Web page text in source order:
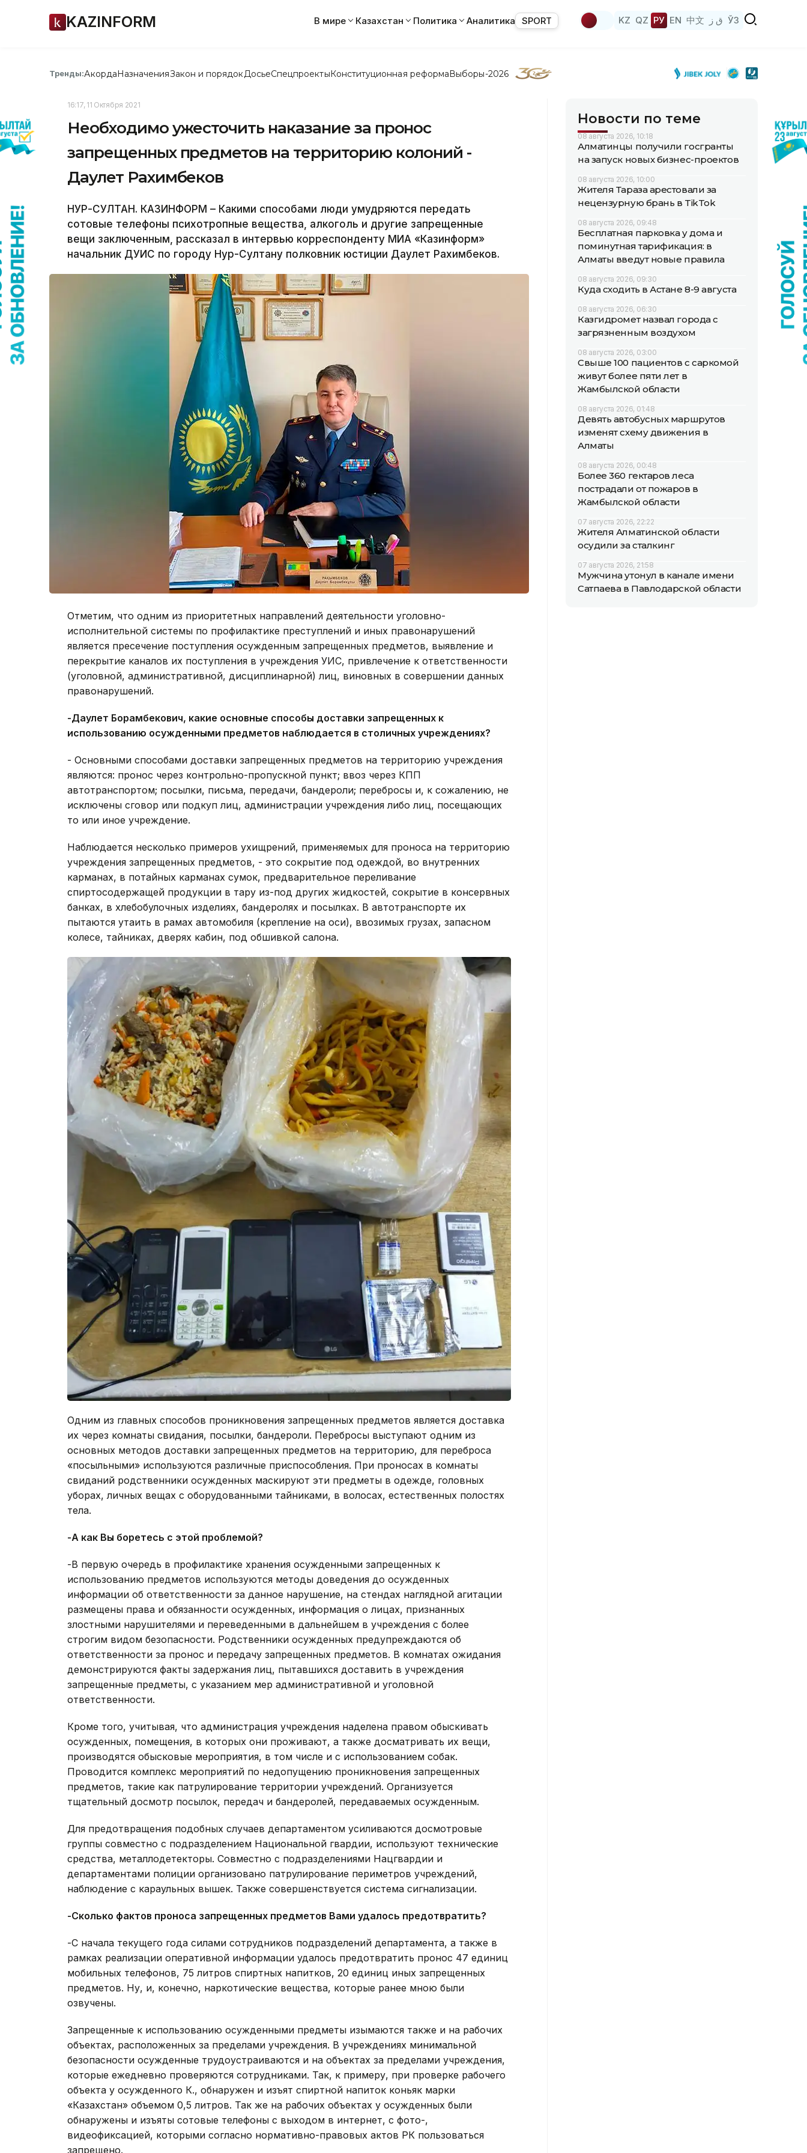
KAZINFORM В мире Казахстан Политика Аналитика SPORT KZ QZ РУ EN 中文 ق ز ЎЗ
Тренды:АкордаНазначенияЗакон и порядок ДосьеСпецпроектыКонституционная реформаВыборы-2026
16:17, 11 Октября 2021
Необходимо ужесточить наказание за пронос
запрещенных предметов на территорию колоний -
Даулет Рахимбеков
НУР-СУЛТАН. КАЗИНФОРМ – Какими способами люди умудряются передать
сотовые телефоны психотропные вещества, алкоголь и другие запрещенные
вещи заключенным, рассказал в интервью корреспонденту МИА «Казинформ»
начальник ДУИС по городу Нур-Султану полковник юстиции Даулет Рахимбеков.
Отметим, что одним из приоритетных направлений деятельности уголовно-
исполнительной системы по профилактике преступлений и иных правонарушений
является пресечение поступления осужденным запрещенных предметов, выявление и
перекрытие каналов их поступления в учреждения УИС, привлечение к ответственности
(уголовной, административной, дисциплинарной) лиц, виновных в совершении данных
правонарушений.
-Даулет Борамбекович, какие основные способы доставки запрещенных к
использованию осужденными предметов наблюдается в столичных учреждениях?
- Основными способами доставки запрещенных предметов на территорию учреждения
являются: пронос через контрольно-пропускной пункт; ввоз через КПП
автотранспортом; посылки, письма, передачи, бандероли; перебросы и, к сожалению, не
исключены сговор или подкуп лиц, администрации учреждения либо лиц, посещающих
то или иное учреждение.
Наблюдается несколько примеров ухищрений, применяемых для проноса на территорию
учреждения запрещенных предметов, - это сокрытие под одеждой, во внутренних
карманах, в потайных карманах сумок, предварительное переливание
спиртосодержащей продукции в тару из-под других жидкостей, сокрытие в консервных
банках, в хлебобулочных изделиях, бандеролях и посылках. В автотранспорте их
пытаются утаить в рамах автомобиля (крепление на оси), ввозимых грузах, запасном
колесе, тайниках, дверях кабин, под обшивкой салона.
Одним из главных способов проникновения запрещенных предметов является доставка
их через комнаты свидания, посылки, бандероли. Перебросы выступают одним из
основных методов доставки запрещенных предметов на территорию, для переброса
«посыльными» используются различные приспособления. При проносах в комнаты
свиданий родственники осужденных маскируют эти предметы в одежде, головных
уборах, личных вещах с оборудованными тайниками, в волосах, естественных полостях
тела.
-А как Вы боретесь с этой проблемой?
-В первую очередь в профилактике хранения осужденными запрещенных к
использованию предметов используются методы доведения до осужденных
информации об ответственности за данное нарушение, на стендах наглядной агитации
размещены права и обязанности осужденных, информация о лицах, признанных
злостными нарушителями и переведенными в дальнейшем в учреждения с более
строгим видом безопасности. Родственники осужденных предупреждаются об
ответственности за пронос и передачу запрещенных предметов. В комнатах ожидания
демонстрируются факты задержания лиц, пытавшихся доставить в учреждения
запрещенные предметы, с указанием мер административной и уголовной
ответственности.
Кроме того, учитывая, что администрация учреждения наделена правом обыскивать
осужденных, помещения, в которых они проживают, а также досматривать их вещи,
производятся обысковые мероприятия, в том числе и с использованием собак.
Проводится комплекс мероприятий по недопущению проникновения запрещенных
предметов, такие как патрулирование территории учреждений. Организуется
тщательный досмотр посылок, передач и бандеролей, передаваемых осужденным.
Для предотвращения подобных случаев департаментом усиливаются досмотровые
группы совместно с подразделением Национальной гвардии, используют технические
средства, металлодетекторы. Совместно с подразделениями Нацгвардии и
департаментами полиции организовано патрулирование периметров учреждений,
наблюдение с караульных вышек. Также совершенствуется система сигнализации.
-Сколько фактов проноса запрещенных предметов Вами удалось предотвратить?
-С начала текущего года силами сотрудников подразделений департамента, а также в
рамках реализации оперативной информации удалось предотвратить пронос 47 единиц
мобильных телефонов, 75 литров спиртных напитков, 20 единиц иных запрещенных
предметов. Ну, и, конечно, наркотические вещества, которые ранее мною были
озвучены.
Запрещенные к использованию осужденными предметы изымаются также и на рабочих
объектах, расположенных за пределами учреждения. В учреждениях минимальной
безопасности осужденные трудоустраиваются и на объектах за пределами учреждения,
которые ежедневно проверяются сотрудниками. Так, к примеру, при проверке рабочего
объекта у осужденного К., обнаружен и изъят спиртной напиток коньяк марки
«Казахстан» объемом 0,5 литров. Так же на рабочих объектах у осужденных были
обнаружены и изъяты сотовые телефоны с выходом в интернет, с фото-,
видеофиксацией, которыми согласно нормативно-правовых актов РК пользоваться
запрещено.
Новости по теме
08 августа 2026, 10:18
Алматинцы получили госгранты
на запуск новых бизнес-проектов
08 августа 2026, 10:00
Жителя Тараза арестовали за
нецензурную брань в TikTok
08 августа 2026, 09:48
Бесплатная парковка у дома и
поминутная тарификация: в
Алматы введут новые правила
08 августа 2026, 09:30
Куда сходить в Астане 8-9 августа
08 августа 2026, 06:30
Казгидромет назвал города с
загрязненным воздухом
08 августа 2026, 03:00
Свыше 100 пациентов с саркомой
живут более пяти лет в
Жамбылской области
08 августа 2026, 01:48
Девять автобусных маршрутов
изменят схему движения в
Алматы
08 августа 2026, 00:48
Более 360 гектаров леса
пострадали от пожаров в
Жамбылской области
07 августа 2026, 22:22
Жителя Алматинской области
осудили за сталкинг
07 августа 2026, 21:58
Мужчина утонул в канале имени
Сатпаева в Павлодарской области